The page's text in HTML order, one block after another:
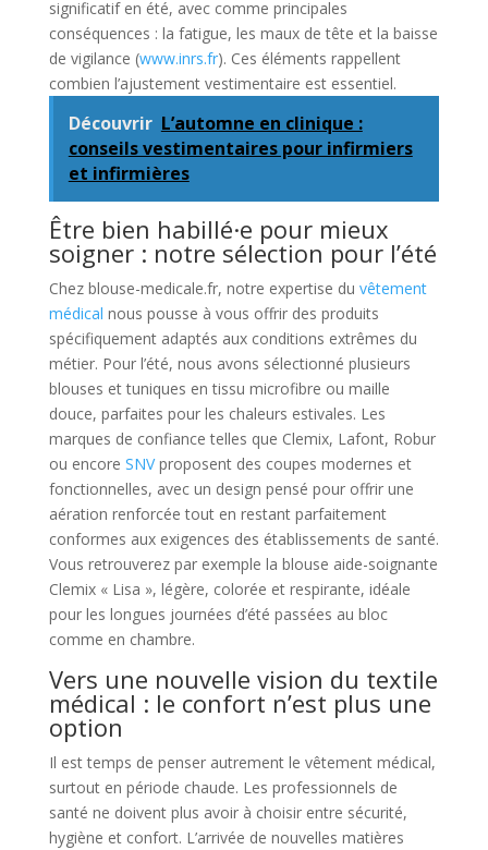
significatif en été, avec comme principales
conséquences : la fatigue, les maux de tête et la baisse
de vigilance (www.inrs.fr). Ces éléments rappellent
combien l’ajustement vestimentaire est essentiel.
Découvrir L’automne en clinique :
conseils vestimentaires pour infirmiers
et infirmières
Être bien habillé·e pour mieux
soigner : notre sélection pour l’été
Chez blouse-medicale.fr, notre expertise du vêtement
médical nous pousse à vous offrir des produits
spécifiquement adaptés aux conditions extrêmes du
métier. Pour l’été, nous avons sélectionné plusieurs
blouses et tuniques en tissu microfibre ou maille
douce, parfaites pour les chaleurs estivales. Les
marques de confiance telles que Clemix, Lafont, Robur
ou encore SNVproposent des coupes modernes et
fonctionnelles, avec un design pensé pour offrir une
aération renforcée tout en restant parfaitement
conformes aux exigences des établissements de santé.
Vous retrouverez par exemple la blouse aide-soignante
Clemix « Lisa », légère, colorée et respirante, idéale
pour les longues journées d’été passées au bloc
comme en chambre.
Vers une nouvelle vision du textile
médical : le confort n’est plus une
option
Il est temps de penser autrement le vêtement médical,
surtout en période chaude. Les professionnels de
santé ne doivent plus avoir à choisir entre sécurité,
hygiène et confort. L’arrivée de nouvelles matières